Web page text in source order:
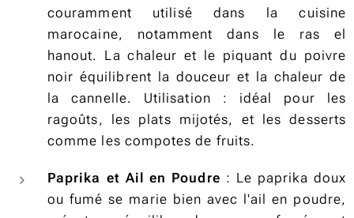
couramment utilisé dans la cuisine
marocaine, notamment dans le ras el
hanout. La chaleur et le piquant du poivre
noir équilibrent la douceur et la chaleur de
la cannelle. Utilisation : idéal pour les
ragoûts, les plats mijotés, et les desserts
comme les compotes de fruits.
Paprika et Ail en Poudre : Le paprika doux
ou fumé se marie bien avec l'ail en poudre,